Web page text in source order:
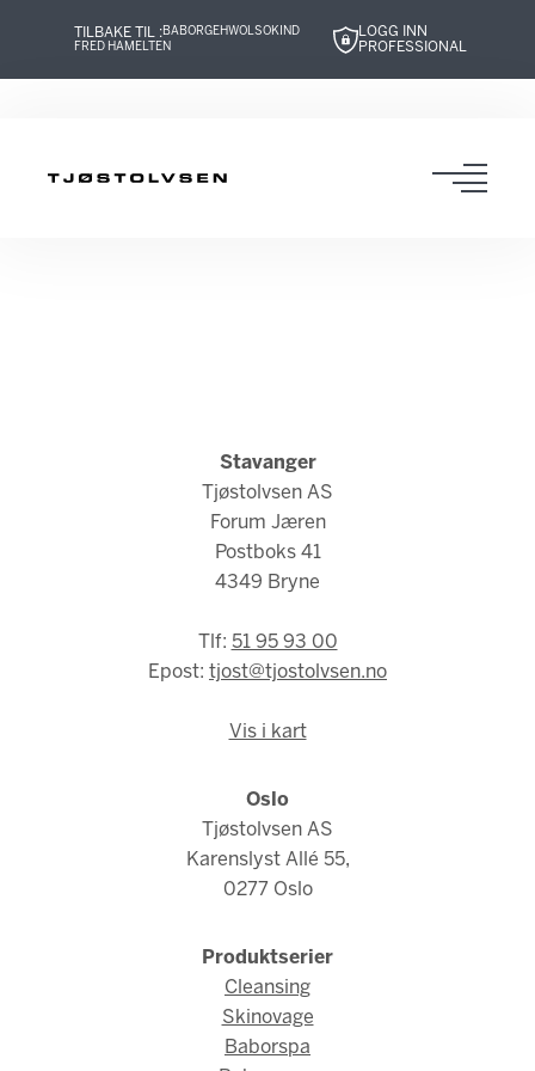
innhold
navigasjon
innhold
navigasjon
TILBAKE TIL :BABORGEHWOLSOKIND
FRED HAMELTEN
LOGG INN
PROFESSIONAL
Stavanger
Tjøstolvsen AS
Forum Jæren
Postboks 41
4349 Bryne
Tlf: 51 95 93 00
Epost: tjost@tjostolvsen.no
Vis i kart
Oslo
Tjøstolvsen AS
Karenslyst Allé 55,
0277 Oslo
Produktserier
Cleansing
Skinovage
Baborspa